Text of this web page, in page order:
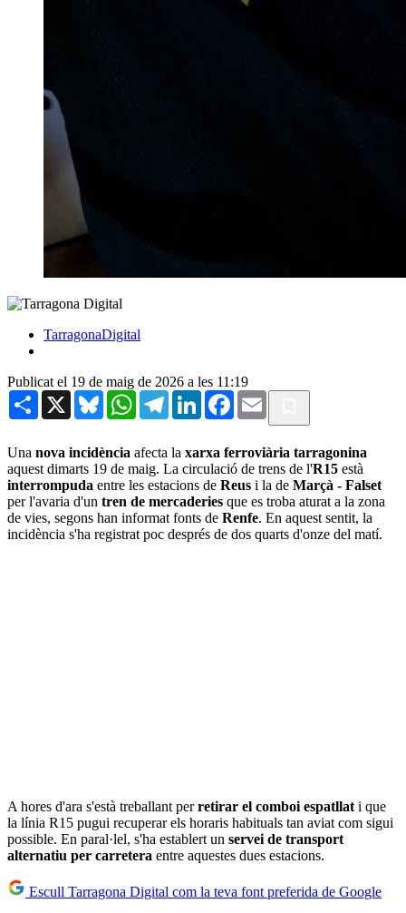
TarragonaDigital
Publicat el 19 de maig de 2026 a les 11:19
Share X BlueskyWhatsAppTelegramLinkedInFacebook
Email
Una nova incidència afecta la xarxa ferroviària tarragonina
aquest dimarts 19 de maig. La circulació de trens de l'R15 està
interrompuda entre les estacions de Reus i la de Marçà - Falset
per l'avaria d'un tren de mercaderies que es troba aturat a la zona
de vies, segons han informat fonts de Renfe. En aquest sentit, la
incidència s'ha registrat poc després de dos quarts d'onze del matí.
A hores d'ara s'està treballant perretirar el comboi espatllat i que
la línia R15 pugui recuperar els horaris habituals tan aviat com sigui
possible. En paral·lel, s'ha establert un servei de transport
alternatiu per carretera entre aquestes dues estacions.
Escull Tarragona Digital com la teva font preferida de Google